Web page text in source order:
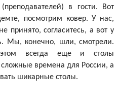
в гости. Вот
посмотрим ковер. У нас,
принято, согласитесь, а вот у
Мы, конечно, шли, смотрели.
этом всегда еще и столы
времена для России, а
шикарные столы.